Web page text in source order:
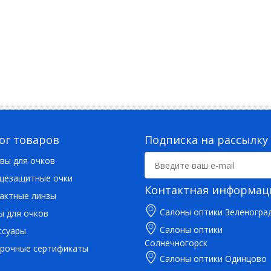
товаров
для очков
очки
линзы
для очков
сертификаты
Подписка на рассылку
Контактная
Салоны оптики
Салоны оптики
Солнечногорск
Салоны оптики Одинцово